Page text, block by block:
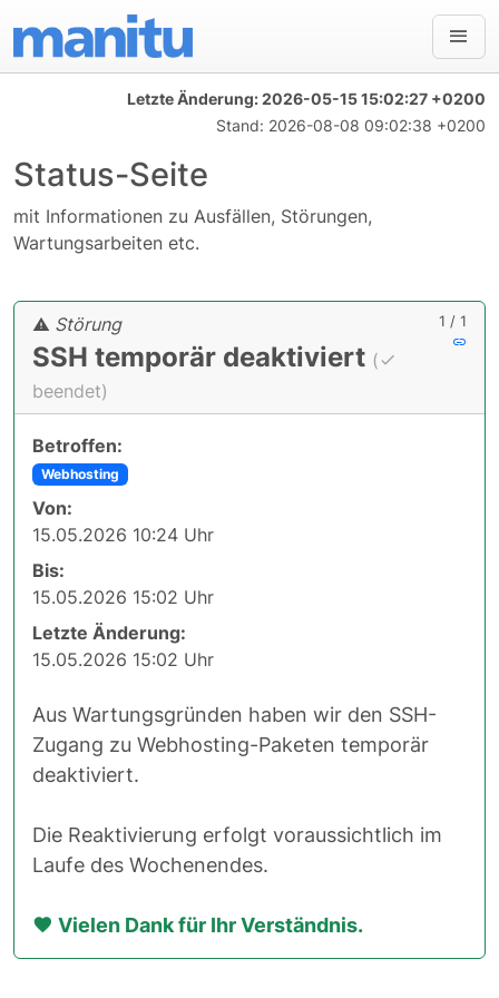
Letzte Änderung:2026-05-15 15:02:27 +0200
Stand: 2026-08-08 09:02:38 +0200
Status-Seite
mit Informationen zu Ausfällen, Störungen,
Wartungsarbeiten etc.
1 / 1
Störung
SSH temporär deaktiviert (
beendet)
Betroffen:
Webhosting
Von:
15.05.2026 10:24 Uhr
Bis:
15.05.2026 15:02 Uhr
Letzte Änderung:
15.05.2026 15:02 Uhr
Aus Wartungsgründen haben wir den SSH-
Zugang zu Webhosting-Paketen temporär
deaktiviert.
Die Reaktivierung erfolgt voraussichtlich im
Laufe des Wochenendes.
Vielen Dank für Ihr Verständnis.